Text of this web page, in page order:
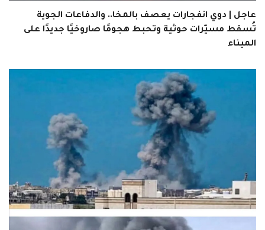
عاجل | دوي انفجارات يعصف بالمخا.. والدفاعات الجوية
تُسقط مسيّرات حوثية وتحبط هجومًا صاروخيًا جديدًا على
الميناء